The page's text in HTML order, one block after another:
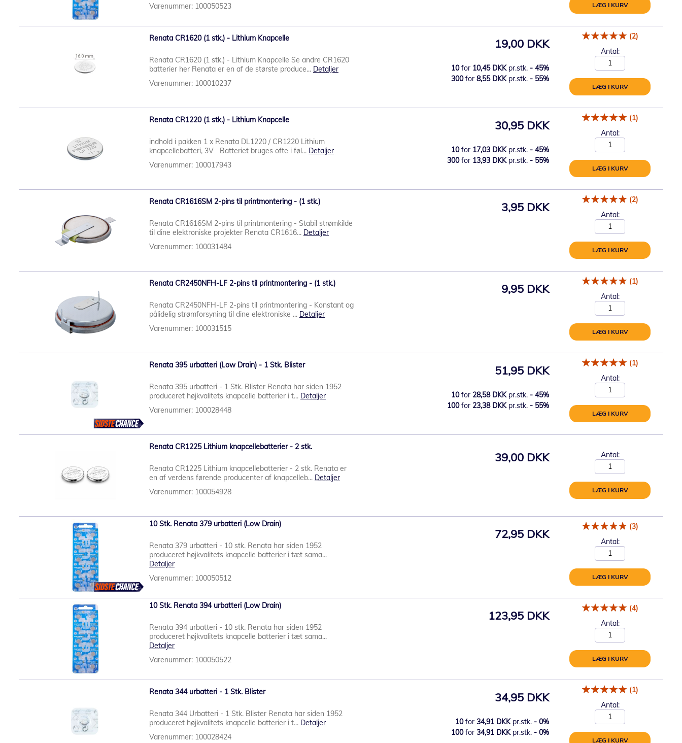
Varenummer: 100050523
LÆG I KURV
Renata CR1620 (1 stk.) - Lithium Knapcelle
Renata CR1620 (1 stk.) - Lithium Knapcelle Se andre CR1620
batterier her Renata er en af de største produce... Detaljer
Varenummer: 100010237
19,00 DKK
10for 10,45 DKK pr.stk. - 45%
300for 8,55 DKK pr.stk. - 55%
(2)
Antal:
LÆG I KURV
Renata CR1220 (1 stk.) - Lithium Knapcelle
indhold i pakken 1 x Renata DL1220 / CR1220 Lithium
knapcellebatteri, 3V Batteriet bruges ofte i føl... Detaljer
Varenummer: 100017943
30,95 DKK
10for 17,03 DKK pr.stk. - 45%
300for 13,93 DKK pr.stk. - 55%
(1)
Antal:
LÆG I KURV
Renata CR1616SM 2-pins til printmontering - (1 stk.)
Renata CR1616SM 2-pins til printmontering - Stabil strømkilde
til dine elektroniske projekter Renata CR1616... Detaljer
Varenummer: 100031484
3,95 DKK
(2)
Antal:
LÆG I KURV
Renata CR2450NFH-LF 2-pins til printmontering - (1 stk.)
Renata CR2450NFH-LF 2-pins til printmontering - Konstant og
pålidelig strømforsyning til dine elektroniske ... Detaljer
Varenummer: 100031515
9,95 DKK
(1)
Antal:
LÆG I KURV
Renata 395 urbatteri (Low Drain) - 1 Stk. Blister
Renata 395 urbatteri - 1 Stk. Blister Renata har siden 1952
produceret højkvalitets knapcelle batterier i t... Detaljer
Varenummer: 100028448
51,95 DKK
10for 28,58 DKK pr.stk. - 45%
100for 23,38 DKK pr.stk. - 55%
(1)
Antal:
LÆG I KURV
Renata CR1225 Lithium knapcellebatterier - 2 stk.
Renata CR1225 Lithium knapcellebatterier - 2 stk. Renata er
en af verdens førende producenter af knapcelleb... Detaljer
Varenummer: 100054928
39,00 DKK Antal:
LÆG I KURV
10 Stk. Renata 379 urbatteri (Low Drain)
Renata 379 urbatteri - 10 stk. Renata har siden 1952
produceret højkvalitets knapcelle batterier i tæt sama...
Detaljer
Varenummer: 100050512
72,95 DKK
(3)
Antal:
LÆG I KURV
10 Stk. Renata 394 urbatteri (Low Drain)
Renata 394 urbatteri - 10 stk. Renata har siden 1952
produceret højkvalitets knapcelle batterier i tæt sama...
Detaljer
Varenummer: 100050522
123,95 DKK
(4)
Antal:
LÆG I KURV
Renata 344 urbatteri - 1 Stk. Blister
Renata 344 Urbatteri - 1 Stk. Blister Renata har siden 1952
produceret højkvalitets knapcelle batterier i t... Detaljer
Varenummer: 100028424
34,95 DKK
10for 34,91 DKK pr.stk. - 0%
100for 34,91 DKK pr.stk. - 0%
(1)
Antal:
LÆG I KURV